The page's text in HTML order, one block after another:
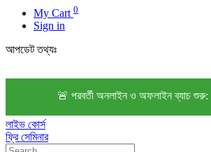
My Cart 0
Sign in
আপডেট তথ্যঃ
🚨 পরবর্তী অনলাইন ও অফলাইন ব্যাচ শুরু:
লাইভ কোর্স
ফ্রি সেমিনার